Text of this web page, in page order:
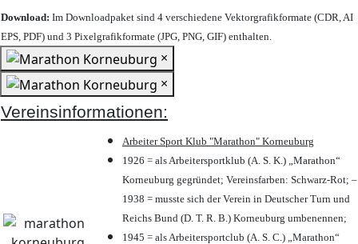
Download: Im Downloadpaket sind 4 verschiedene Vektorgrafikformate (CDR, AI
EPS, PDF) und 3 Pixelgrafikformate (JPG, PNG, GIF) enthalten.
×
×
Vereinsinformationen:
Arbeiter Sport Klub "Marathon" Korneuburg
1926 = als Arbeitersportklub (A. S. K.) „Marathon“
Korneuburg gegründet; Vereinsfarben: Schwarz-Rot; –
1938 = musste sich der Verein in Deutscher Turn und
Reichs Bund (D. T. R. B.) Korneuburg umbenennen;
1945 = als Arbeitersportclub (A. S. C.) „Marathon“